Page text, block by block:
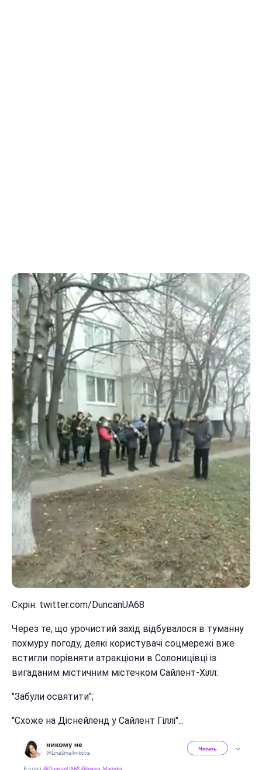
Скрін: twitter.com/DuncanUA68
Через те, що урочистий захід відбувалося в туманну
похмуру погоду, деякі користувачі соцмережі вже
встигли порівняти атракціони в Солоницівці із
вигаданим містичним містечком Сайлент-Хілл:
"Забули освятити";
"Схоже на Діснейленд у Сайлент Гіллі"...